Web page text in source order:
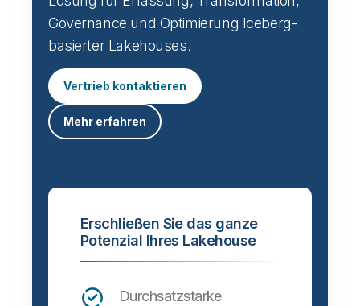
Governance und Optimierung Iceberg-
basierter Lakehouses.
Vertrieb kontaktieren
Mehr erfahren
Erschließen Sie das ganze
Potenzial Ihres Lakehouse
Durchsatzstarke